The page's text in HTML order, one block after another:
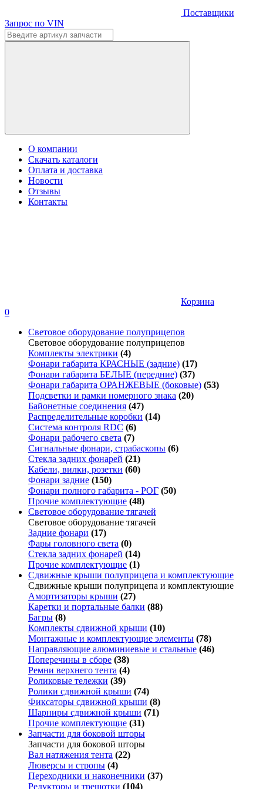
Поставщики
Запрос по VIN
О компании
Скачать каталоги
Оплата и доставка
Новости
Отзывы
Контакты
Корзина
0
Световое оборудование полуприцепов
Световое оборудование полуприцепов
Комплекты электрики (4)
Фонари габарита КРАСНЫЕ (задние) (17)
Фонари габарита БЕЛЫЕ (передние) (37)
Фонари габарита ОРАНЖЕВЫЕ (боковые) (53)
Подсветки и рамки номерного знака (20)
Байонетные соединения (47)
Распределительные коробки (14)
Система контроля RDC (6)
Фонари рабочего света (7)
Сигнальные фонари, страбаскопы (6)
Стекла задних фонарей (21)
Кабели, вилки, розетки (60)
Фонари задние (150)
Фонари полного габарита - РОГ (50)
Прочие комплектующие (48)
Световое оборудование тягачей
Световое оборудование тягачей
Задние фонари (17)
Фары головного света (0)
Стекла задних фонарей (14)
Прочие комплектующие (1)
Сдвижные крыши полуприцепа и комплектующие
Сдвижные крыши полуприцепа и комплектующие
Амортизаторы крыши (27)
Каретки и портальные балки (88)
Багры (8)
Комплекты сдвижной крыши (10)
Монтажные и комплектующие элементы (78)
Направляющие алюминиевые и стальные (46)
Поперечины в сборе (38)
Ремни верхнего тента (4)
Роликовые тележки (39)
Ролики сдвижной крыши (74)
Фиксаторы сдвижной крыши (8)
Шарниры сдвижной крыши (71)
Прочие комплектующие (31)
Запчасти для боковой шторы
Запчасти для боковой шторы
Вал натяжения тента (22)
Люверсы и стропы (4)
Переходники и наконечники (37)
Редукторы и трещотки (104)